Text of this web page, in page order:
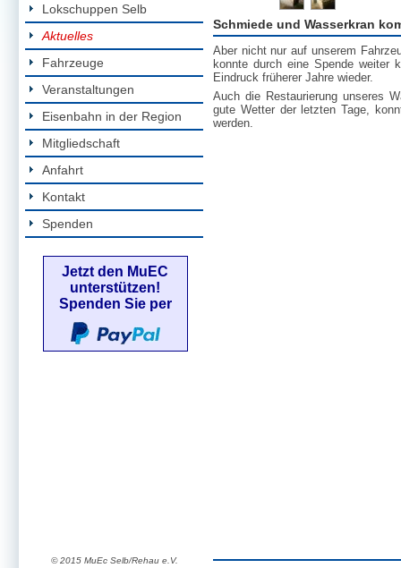
Lokschuppen Selb
Aktuelles
Fahrzeuge
Veranstaltungen
Eisenbahn in der Region
Mitgliedschaft
Anfahrt
Kontakt
Spenden
Jetzt den MuEC
unterstützen!
Spenden Sie per
Schmiede und Wasserkran
Aber nicht nur auf unserem
konnte durch eine Spende weiter
Eindruck früherer Jahre wieder.
Auch die Restaurierung unseres
gute Wetter der letzten Tage,
werden.
© 2015 MuEc Selb/Rehau e.V.